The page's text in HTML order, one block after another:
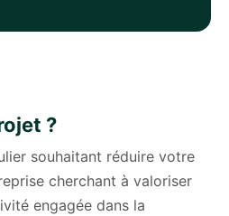
?
souhaitant réduire votre
cherchant à valoriser
engagée dans la